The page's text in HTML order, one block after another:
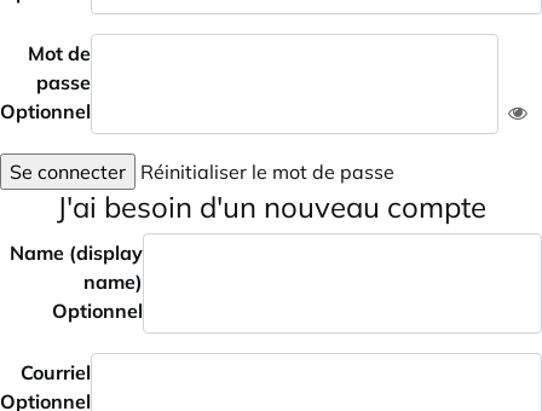
Mot de
passe
Optionnel
Se connecter Réinitialiser le mot de passe
J'ai besoin d'un nouveau compte
Name (display
name)
Optionnel
Courriel
Optionnel